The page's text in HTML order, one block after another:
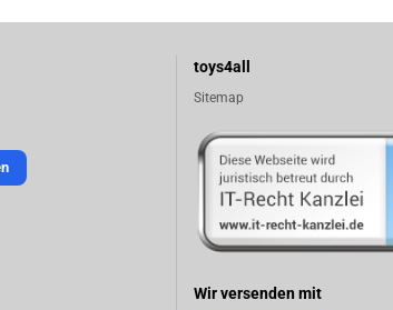
toys4all
Sitemap
Wir versenden mit